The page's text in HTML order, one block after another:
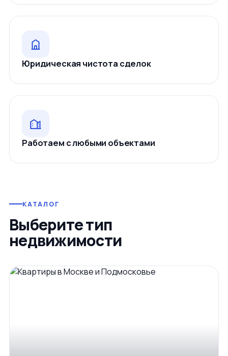
Юридическая чистота сделок
Работаем с любыми объектами
КАТАЛОГ
Выберите тип
недвижимости